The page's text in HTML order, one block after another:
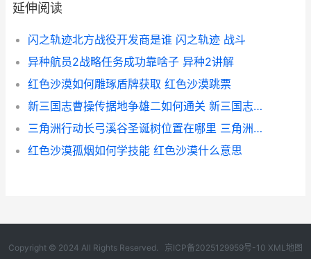
延伸阅读
闪之轨迹北方战役开发商是谁 闪之轨迹 战斗
异种航员2战略任务成功靠啥子 异种2讲解
红色沙漠如何雕琢盾牌获取 红色沙漠跳票
新三国志曹操传据地争雄二如何通关 新三国志曹操传t0
三角洲行动长弓溪谷圣诞树位置在哪里 三角洲行动长弓溪谷隐秘钥匙房
红色沙漠孤烟如何学技能 红色沙漠什么意思
Copyright © 2024 All Rights Reserved. 京ICP备2025129959号-10 XML地图